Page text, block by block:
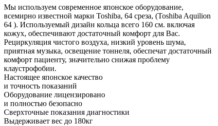
Мы используем современное японское оборудование,
всемирно известной марки Toshiba, 64 среза, (Toshiba Aquilion
64 ). Используемый дизайн кольца всего 160 см. включая
кожух, обеспечивают достаточный комфорт для Вас.
Рециркуляция чистого воздуха, низкий уровень шума,
приятная музыка, освещение тоннеля, обеспечат достаточный
комфорт пациенту, значительно снижая проблему
клаустрофобии.
Настоящее японское качество
и точность показаний
Оборудование лицензировано
и полностью безопасно
Сверхточные показания диагностики
Выдерживает вес до 180кг